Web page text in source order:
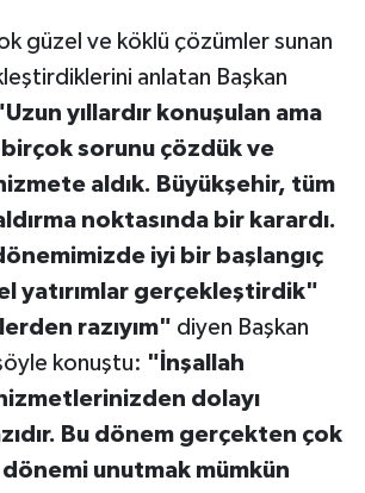
güzel ve köklü çözümler sunan
anlatan Başkan
yıllardır konuşulan ama
sorunu çözdük ve
aldık. Büyükşehir, tüm
noktasında bir karardı.
iyi bir başlangıç
yatırımlar gerçekleştirdik"
razıyım" diyen Başkan
konuştu: "İnşallah
dolayı
Bu dönem gerçekten çok
unutmak mümkün